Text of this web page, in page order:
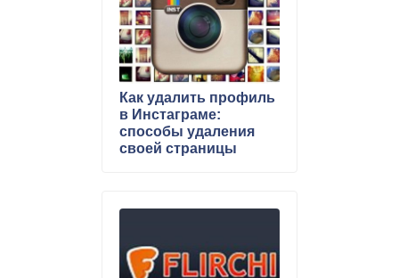
Как удалить профиль
в Инстаграме:
способы удаления
своей страницы